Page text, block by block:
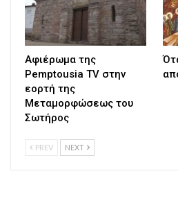
Αφιέρωμα της
Pemptousia TV στην
εορτή της
Μεταμορφώσεως του
Σωτήρος
PREV NEXT